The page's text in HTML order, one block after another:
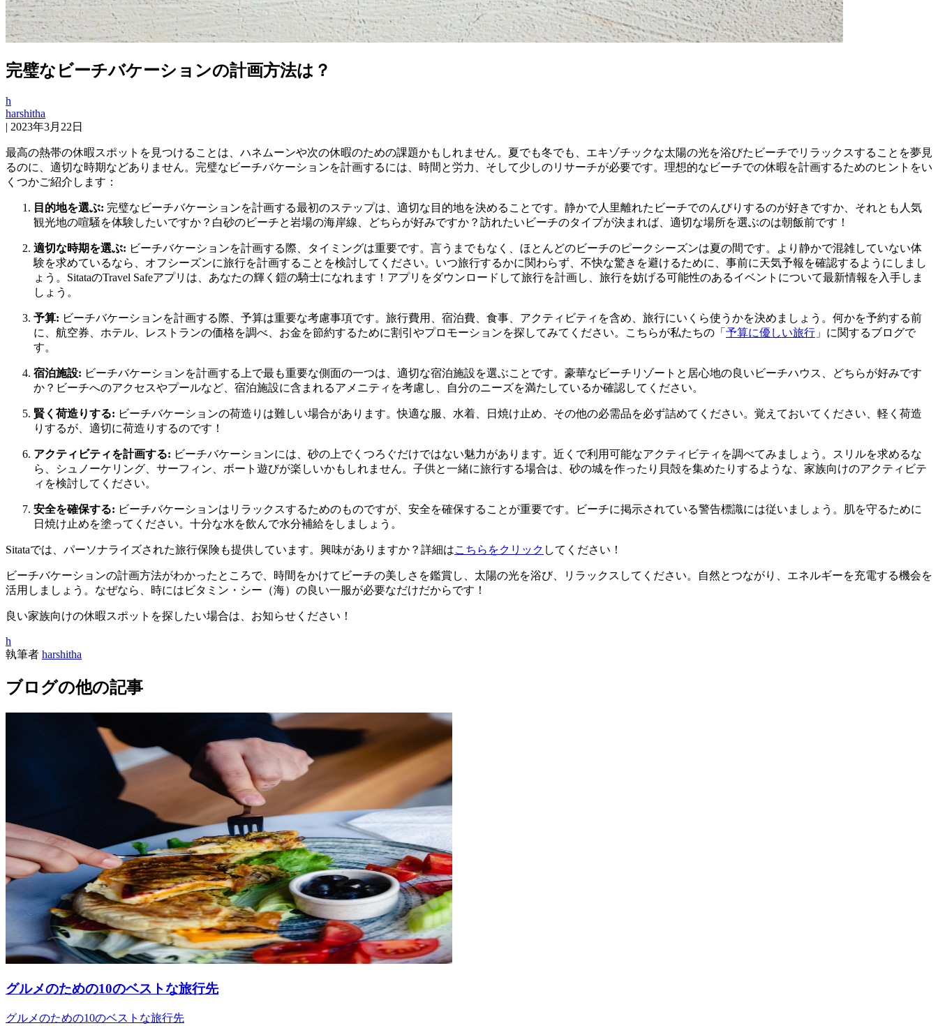
完璧なビーチバケーションの計画方法は？
h
harshitha
| 2023年3月22日
最高の熱帯の休暇スポットを見つけることは、ハネムーンや次の休暇のための課題かもしれません。夏でも冬でも、エキゾチックな太陽の光を浴びたビーチでリラックスすることを夢見
るのに、適切な時期などありません。完璧なビーチバケーションを計画するには、時間と労力、そして少しのリサーチが必要です。理想的なビーチでの休暇を計画するためのヒントをい
くつかご紹介します：
目的地を選ぶ: 完璧なビーチバケーションを計画する最初のステップは、適切な目的地を決めることです。静かで人里離れたビーチでのんびりするのが好きですか、それとも人気
観光地の喧騒を体験したいですか？白砂のビーチと岩場の海岸線、どちらが好みですか？訪れたいビーチのタイプが決まれば、適切な場所を選ぶのは朝飯前です！
適切な時期を選ぶ: ビーチバケーションを計画する際、タイミングは重要です。言うまでもなく、ほとんどのビーチのピークシーズンは夏の間です。より静かで混雑していない体
験を求めているなら、オフシーズンに旅行を計画することを検討してください。いつ旅行するかに関わらず、不快な驚きを避けるために、事前に天気予報を確認するようにしまし
ょう。SitataのTravel Safeアプリは、あなたの輝く鎧の騎士になれます！アプリをダウンロードして旅行を計画し、旅行を妨げる可能性のあるイベントについて最新情報を入手しま
しょう。
予算: ビーチバケーションを計画する際、予算は重要な考慮事項です。旅行費用、宿泊費、食事、アクティビティを含め、旅行にいくら使うかを決めましょう。何かを予約する前
に、航空券、ホテル、レストランの価格を調べ、お金を節約するために割引やプロモーションを探してみてください。こちらが私たちの「 予算に優しい旅行 」に関するブログで
す。
宿泊施設: ビーチバケーションを計画する上で最も重要な側面の一つは、適切な宿泊施設を選ぶことです。豪華なビーチリゾートと居心地の良いビーチハウス、どちらが好みです
か？ビーチへのアクセスやプールなど、宿泊施設に含まれるアメニティを考慮し、自分のニーズを満たしているか確認してください。
賢く荷造りする: ビーチバケーションの荷造りは難しい場合があります。快適な服、水着、日焼け止め、その他の必需品を必ず詰めてください。覚えておいてください、軽く荷造
りするが、適切に荷造りするのです！
アクティビティを計画する: ビーチバケーションには、砂の上でくつろぐだけではない魅力があります。近くで利用可能なアクティビティを調べてみましょう。スリルを求めるな
ら、シュノーケリング、サーフィン、ボート遊びが楽しいかもしれません。子供と一緒に旅行する場合は、砂の城を作ったり貝殻を集めたりするような、家族向けのアクティビテ
ィを検討してください。
安全を確保する: ビーチバケーションはリラックスするためのものですが、安全を確保することが重要です。ビーチに掲示されている警告標識には従いましょう。肌を守るために
日焼け止めを塗ってください。十分な水を飲んで水分補給をしましょう。
Sitataでは、パーソナライズされた旅行保険も提供しています。興味がありますか？詳細はこちらをクリック してください！
ビーチバケーションの計画方法がわかったところで、時間をかけてビーチの美しさを鑑賞し、太陽の光を浴び、リラックスしてください。自然とつながり、エネルギーを充電する機会を
活用しましょう。なぜなら、時にはビタミン・シー（海）の良い一服が必要なだけだからです！
良い家族向けの休暇スポットを探したい場合は、お知らせください！
h
執筆者 harshitha
ブログの他の記事
グルメのための10のベストな旅行先
グルメのための10のベストな旅行先